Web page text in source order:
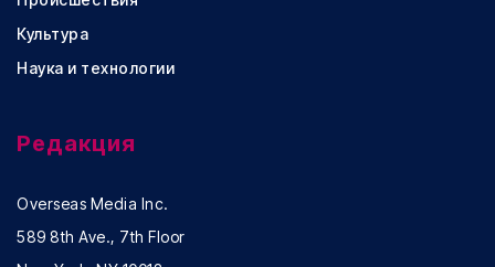
Культура
Наука и технологии
Редакция
Overseas Media Inc.
589 8th Ave., 7th Floor